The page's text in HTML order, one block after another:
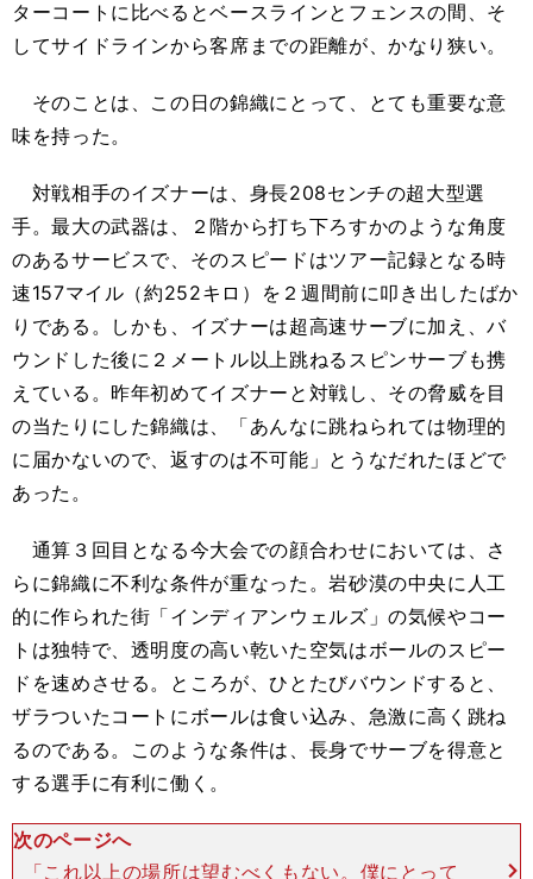
ターコートに比べるとベースラインとフェンスの間、そ
してサイドラインから客席までの距離が、かなり狭い。
そのことは、この日の錦織にとって、とても重要な意
味を持った。
対戦相手のイズナーは、身長208センチの超大型選
手。最大の武器は、２階から打ち下ろすかのような角度
のあるサービスで、そのスピードはツアー記録となる時
速157マイル（約252キロ）を２週間前に叩き出したばか
りである。しかも、イズナーは超高速サーブに加え、バ
ウンドした後に２メートル以上跳ねるスピンサーブも携
えている。昨年初めてイズナーと対戦し、その脅威を目
の当たりにした錦織は、「あんなに跳ねられては物理的
に届かないので、返すのは不可能」とうなだれたほどで
あった。
通算３回目となる今大会での顔合わせにおいては、さ
らに錦織に不利な条件が重なった。岩砂漠の中央に人工
的に作られた街「インディアンウェルズ」の気候やコー
トは独特で、透明度の高い乾いた空気はボールのスピー
ドを速めさせる。ところが、ひとたびバウンドすると、
ザラついたコートにボールは食い込み、急激に高く跳ね
るのである。このような条件は、長身でサーブを得意と
する選手に有利に働く。
次のページへ
「これ以上の場所は望むべくもない。僕にとって